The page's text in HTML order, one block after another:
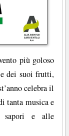
più goloso
dei suoi frutti,
celebra il
tanta musica e
sapori e alle